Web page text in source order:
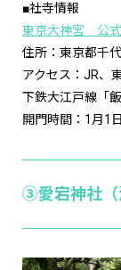
■社寺情報
東京大神宮 公式
住所：東京都千
アクセス：JR、
下鉄大江戸線「
開門時間：1月1
③愛宕神社（